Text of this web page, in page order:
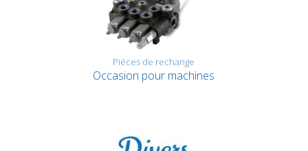
Pièces de rechange
Occasion pour machines